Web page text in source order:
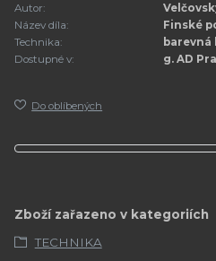
Autor:
Název díla:
Finské
Technika:
barevná
Dostupné v:
g. AD
Do oblíbených
Zboží zařazeno v kategoriích
TECHNIKA